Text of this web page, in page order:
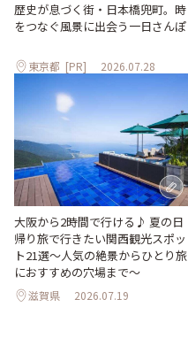
歴史が息づく街・日本橋兜町。時
をつなぐ風景に出会う一日さんぽ
東京都 [PR] 2026.07.28
大阪から2時間で行ける♪ 夏の日
帰り旅で行きたい関西観光スポッ
ト21選～人気の絶景からひとり旅
におすすめの穴場まで～
滋賀県 2026.07.19